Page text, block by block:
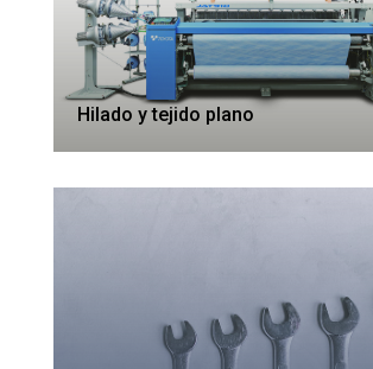
Hilado y tejido plano